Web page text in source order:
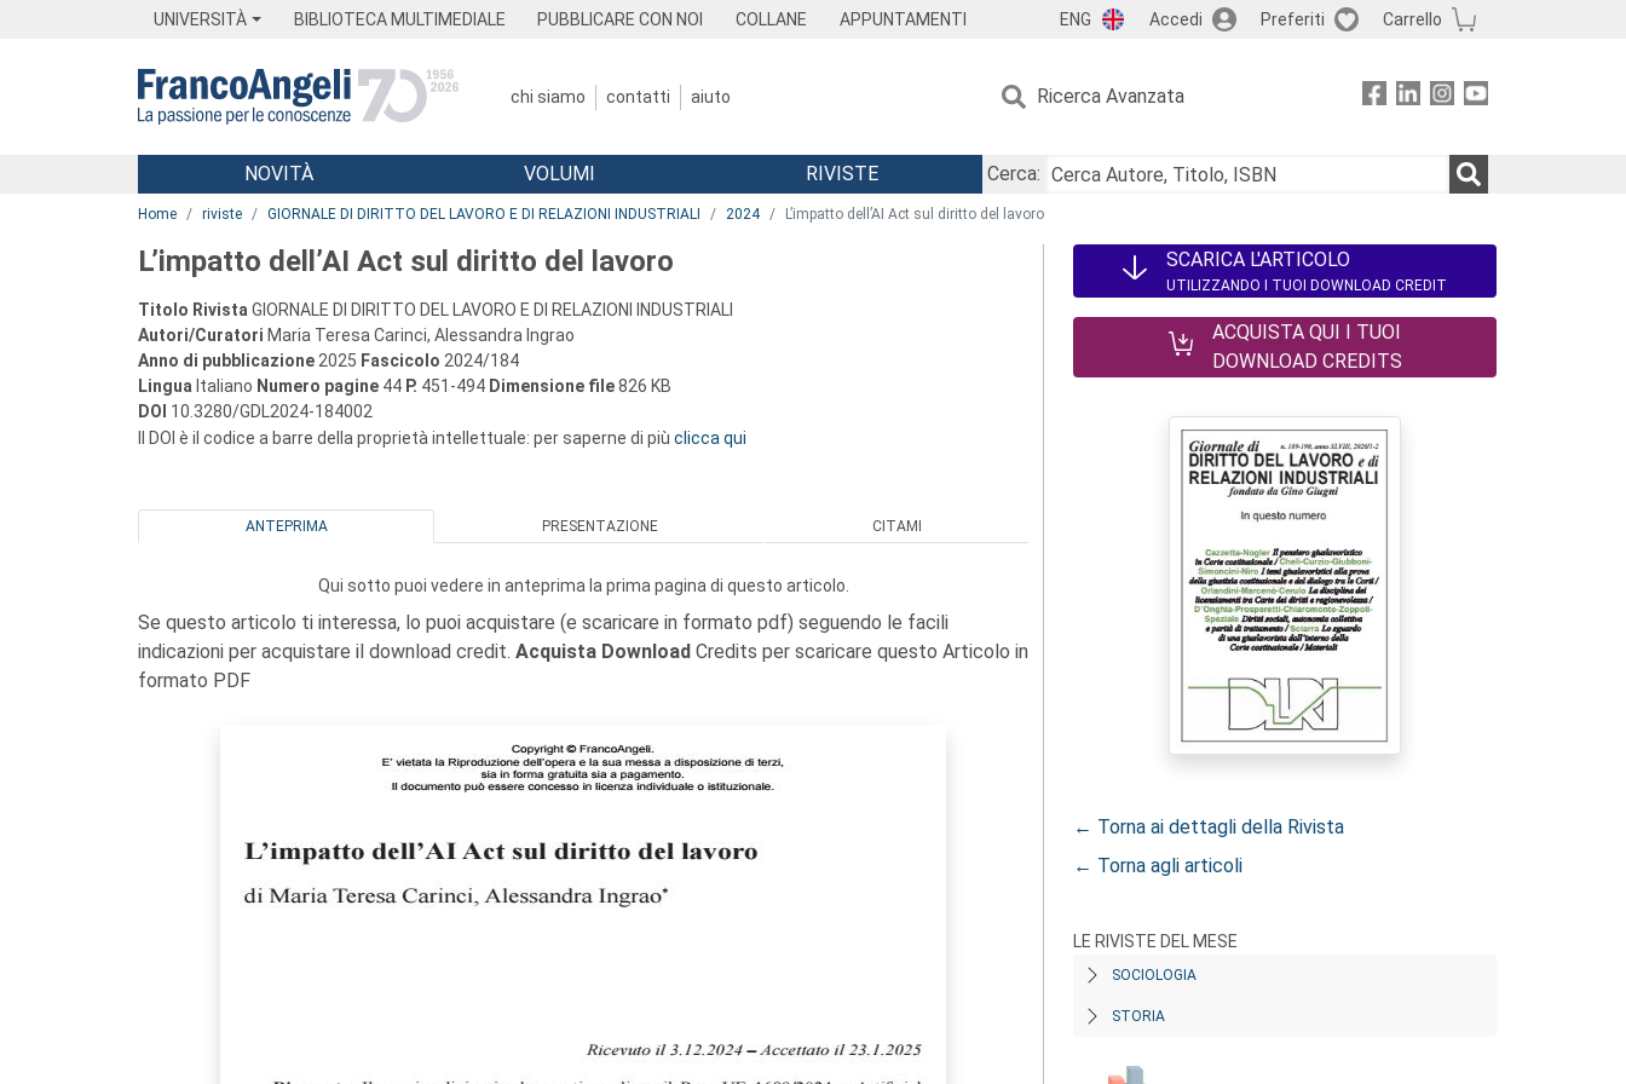
UNIVERSITÀ BIBLIOTECA MULTIMEDIALE PUBBLICARE CON NOI COLLANE APPUNTAMENTI ENG Accedi Preferiti Carrello
chi siamo contatti aiuto Ricerca Avanzata
Menu
NOVITÀ VOLUMI RIVISTE
Cerca:
Home riviste GIORNALE DI DIRITTO DEL LAVORO E DI RELAZIONI INDUSTRIALI 2024 L’impatto dell’AI Act sul diritto del lavoro
L’impatto dell’AI Act sul diritto del lavoro
Titolo Rivista GIORNALE DI DIRITTO DEL LAVORO E DI RELAZIONI INDUSTRIALI
Autori/Curatori Maria Teresa Carinci, Alessandra Ingrao
Anno di pubblicazione 2025 Fascicolo 2024/184
Lingua Italiano Numero pagine 44 P. 451-494 Dimensione file826 KB
DOI 10.3280/GDL2024-184002
Il DOI è il codice a barre della proprietà intellettuale: per saperne di più clicca qui
ANTEPRIMA PRESENTAZIONE CITAMI
Qui sotto puoi vedere in anteprima la prima pagina di questo articolo.
Se questo articolo ti interessa, lo puoi acquistare (e scaricare in formato pdf) seguendo le facili
indicazioni per acquistare il download credit. Acquista Download Credits per scaricare questo Articolo in
formato PDF
SCARICA L'ARTICOLO
UTILIZZANDO I TUOI DOWNLOAD CREDIT
ACQUISTA QUI I TUOI
DOWNLOAD CREDITS
← Torna ai dettagli della Rivista
← Torna agli articoli
LE RIVISTE DEL MESE
SOCIOLOGIA
STORIA